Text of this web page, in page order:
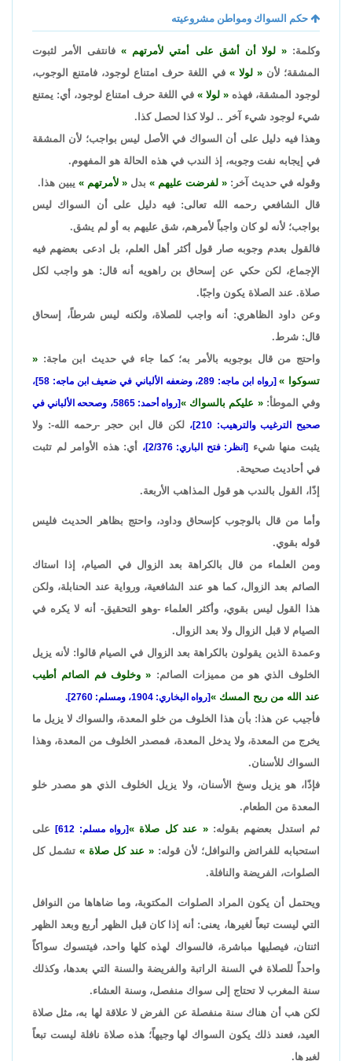
حكم السواك ومواطن مشروعيته
وكلمة: لولا أن أشق على أمتي لأمرتهم
فانتفى الأمر لثبوت
المشقة؛ لأن
لولا
في اللغة حرف امتناع لوجود، فامتنع الوجوب،
لوجود المشقة، فهذه
لولا
في اللغة حرف امتناع لوجود، أي: يمتنع
شيء لوجود شيء آخر .. لولا كذا لحصل كذا.
وهذا فيه دليل على أن السواك في الأصل ليس بواجب؛ لأن المشقة
في إيجابه نفت وجوبه، إذ الندب في هذه الحالة هو المفهوم.
وقوله في حديث آخر:
لفرضت عليهم بدل لأمرتهم
يبين هذا.
قال الشافعي رحمه الله تعالى: فيه دليل على أن السواك ليس
بواجب؛ لأنه لو كان واجباً لأمرهم، شق عليهم به أو لم يشق.
فالقول بعدم وجوبه صار قول أكثر أهل العلم، بل ادعى بعضهم فيه
الإجماع، لكن حكي عن إسحاق بن راهويه أنه قال: هو واجب لكل
صلاة. عند الصلاة يكون واجبًا.
وعن داود الظاهري: أنه واجب للصلاة، ولكنه ليس شرطاً، إسحاق
قال: شرط.
واحتج من قال بوجوبه بالأمر به؛ كما جاء في حديث ابن ماجة:
تسوكوا
[رواه ابن ماجه: 289، وضعفه الألباني في ضعيف ابن ماجه: 58]،
وفي الموطأ: عليكم بالسواك
[رواه أحمد: 5865، وصححه الألباني في
صحيح الترغيب والترهيب: 210]،
لكن قال ابن حجر -رحمه الله-: ولا
يثبت منها شيء [انظر: فتح الباري: 2/376]،
أي: هذه الأوامر لم تثبت
في أحاديث صحيحة.
إذًا، القول بالندب هو قول المذاهب الأربعة.
وأما من قال بالوجوب كإسحاق وداود، واحتج بظاهر الحديث فليس
قوله بقوي.
ومن العلماء من قال بالكراهة بعد الزوال في الصيام، إذا استاك
الصائم بعد الزوال، كما هو عند الشافعية، ورواية عند الحنابلة، ولكن
هذا القول ليس بقوي، وأكثر العلماء -وهو التحقيق- أنه لا يكره في
الصيام لا قبل الزوال ولا بعد الزوال.
وعمدة الذين يقولون بالكراهة بعد الزوال في الصيام قالوا: لأنه يزيل
الخلوف الذي هو من مميزات الصائم:
وخلوف فم الصائم أطيب
عند الله من ريح المسك
[رواه البخاري: 1904، ومسلم: 2760].
فأجيب عن هذا: بأن هذا الخلوف من خلو المعدة، والسواك لا يزيل ما
يخرج من المعدة، ولا يدخل المعدة، فمصدر الخلوف من المعدة، وهذا
السواك للأسنان.
فإذًا، هو يزيل وسخ الأسنان، ولا يزيل الخلوف الذي هو مصدر خلو
المعدة من الطعام.
ثم استدل بعضهم بقوله:
عند كل صلاة [رواه مسلم: 612]
على
استحبابه للفرائض والنوافل؛ لأن قوله:
عند كل صلاة
تشمل كل
الصلوات، الفريضة والنافلة.
ويحتمل أن يكون المراد الصلوات المكتوبة، وما ضاهاها من النوافل
التي ليست تبعاً لغيرها، يعنى: أنه إذا كان قبل الظهر أربع وبعد الظهر
اثنتان، فيصليها مباشرة، فالسواك لهذه كلها واحد، فيتسوك سواكاً
واحداً للصلاة في السنة الراتبة والفريضة والسنة التي بعدها، وكذلك
سنة المغرب لا تحتاج إلى سواك منفصل، وسنة العشاء.
لكن هب أن هناك سنة منفصلة عن الفرض لا علاقة لها به، مثل صلاة
العيد، فعند ذلك يكون السواك لها وجيهاً؛ هذه صلاة نافلة ليست تبعاً
لغيرها.